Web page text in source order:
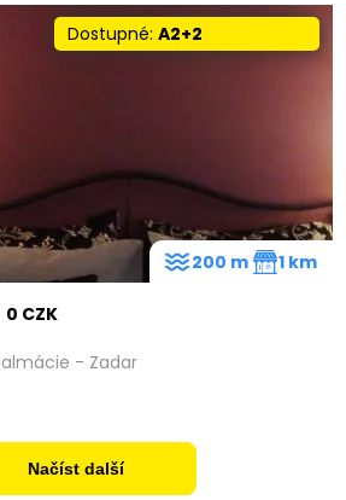
Dostupné:A2+2
0 CZK
- Zadar
200 m 1 km
Načíst další